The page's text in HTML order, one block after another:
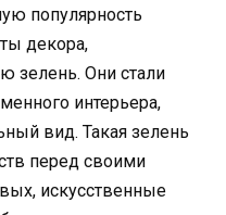
популярность
декора,
зелень. Они стали
интерьера,
вид. Такая зелень
перед своими
искусственные